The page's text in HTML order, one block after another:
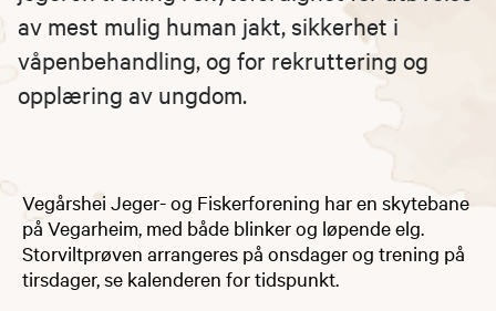
av mest mulig human jakt, sikkerhet i
våpenbehandling, og for rekruttering og
opplæring av ungdom.
Vegårshei Jeger- og Fiskerforening har en skytebane
på Vegarheim, med både blinker og løpende elg.
Storviltprøven arrangeres på onsdager og trening på
tirsdager, se kalenderen for tidspunkt.